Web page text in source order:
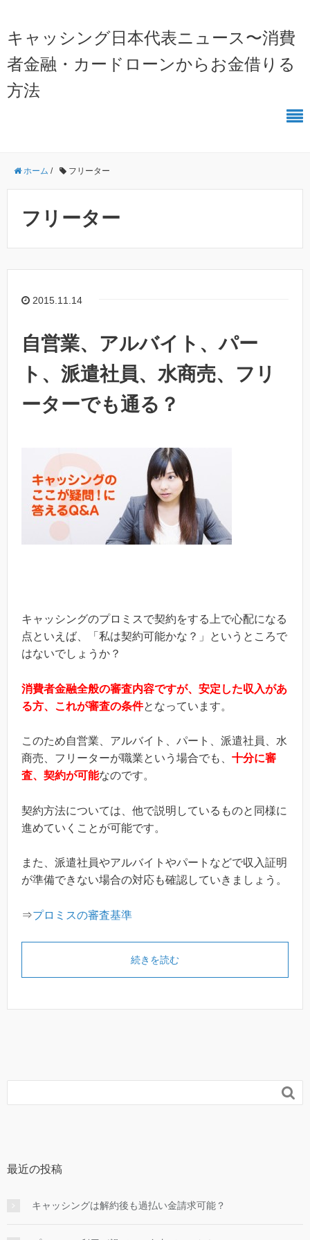
キャッシング日本代表ニュース〜消費
者金融・カードローンからお金借りる
方法
ホーム / フリーター
フリーター
2015.11.14
自営業、アルバイト、パー
ト、派遣社員、水商売、フリ
ーターでも通る？
キャッシングのプロミスで契約をする上で心配になる
点といえば、「私は契約可能かな？」というところで
はないでしょうか？
消費者金融全般の審査内容ですが、安定した収入があ
る方、これが審査の条件となっています。
このため自営業、アルバイト、パート、派遣社員、水
商売、フリーターが職業という場合でも、 十分に審
査、契約が可能なのです。
契約方法については、他で説明しているものと同様に
進めていくことが可能です。
また、派遣社員やアルバイトやパートなどで収入証明
が準備できない場合の対応も確認していきましょう。
⇒プロミスの審査基準
続きを読む

最近の投稿
キャッシングは解約後も過払い金請求可能？